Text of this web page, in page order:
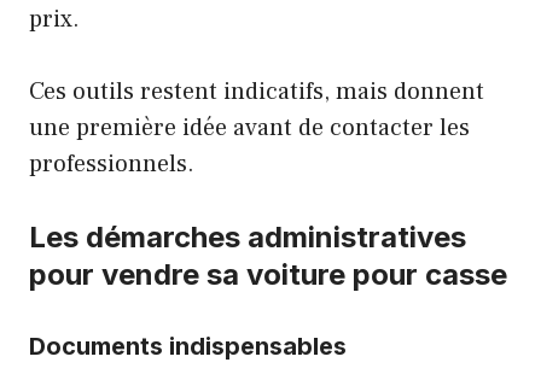
prix.
Ces outils restent indicatifs, mais donnent
une première idée avant de contacter les
professionnels.
Les démarches administratives
pour vendre sa voiture pour casse
Documents indispensables